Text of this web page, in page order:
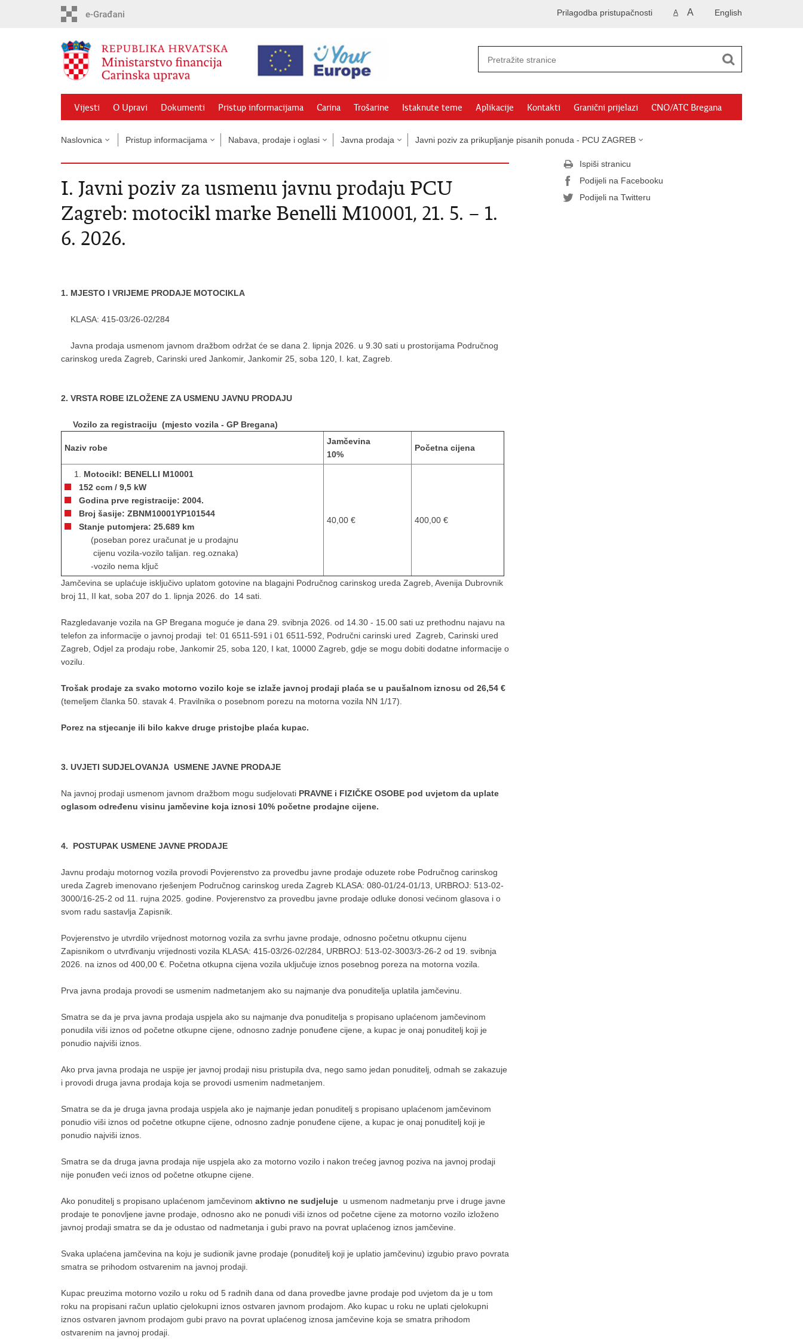
English
A A
Prilagodba pristupačnosti
Vijesti O Upravi Dokumenti Pristup informacijama Carina Trošarine Istaknute teme Aplikacije Kontakti Granični prijelazi CNO/ATC Bregana
Naslovnica Pristup informacijama Nabava, prodaje i oglasi Javna prodaja Javni poziv za prikupljanje pisanih ponuda - PCU ZAGREB
I. Javni poziv za usmenu javnu prodaju PCU
Zagreb: motocikl marke Benelli M10001, 21. 5. – 1.
6. 2026.
1. MJESTO I VRIJEME PRODAJE MOTOCIKLA
KLASA: 415-03/26-02/284
Javna prodaja usmenom javnom dražbom održat će se dana 2. lipnja 2026. u 9.30 sati u prostorijama Područnog
carinskog ureda Zagreb, Carinski ured Jankomir, Jankomir 25, soba 120, I. kat, Zagreb.
2. VRSTA ROBE IZLOŽENE ZA USMENU JAVNU PRODAJU
Vozilo za registraciju (mjesto vozila - GP Bregana)
Naziv robe
Jamčevina
10%
Početna cijena
Motocikl: BENELLI M10001
152 ccm / 9,5 kW
Godina prve registracije: 2004.
Broj šasije: ZBNM10001YP101544
Stanje putomjera: 25.689 km
(poseban porez uračunat je u prodajnu
cijenu vozila-vozilo talijan. reg.oznaka)
-vozilo nema ključ
40,00 € 400,00 €
Jamčevina se uplaćuje isključivo uplatom gotovine na blagajni Područnog carinskog ureda Zagreb, Avenija Dubrovnik
broj 11, II kat, soba 207 do 1. lipnja 2026. do 14 sati.
Razgledavanje vozila na GP Bregana moguće je dana 29. svibnja 2026. od 14.30 - 15.00 sati uz prethodnu najavu na
telefon za informacije o javnoj prodaji tel: 01 6511-591 i 01 6511-592, Područni carinski ured Zagreb, Carinski ured
Zagreb, Odjel za prodaju robe, Jankomir 25, soba 120, I kat, 10000 Zagreb, gdje se mogu dobiti dodatne informacije o
vozilu.
Trošak prodaje za svako motorno vozilo koje se izlaže javnoj prodaji plaća se u paušalnom iznosu od 26,54 €
(temeljem članka 50. stavak 4. Pravilnika o posebnom porezu na motorna vozila NN 1/17).
Porez na stjecanje ili bilo kakve druge pristojbe plaća kupac.
3. UVJETI SUDJELOVANJA USMENE JAVNE PRODAJE
Na javnoj prodaji usmenom javnom dražbom mogu sudjelovati PRAVNE i FIZIČKE OSOBE pod uvjetom da uplate
oglasom određenu visinu jamčevine koja iznosi 10% početne prodajne cijene.
4. POSTUPAK USMENE JAVNE PRODAJE
Javnu prodaju motornog vozila provodi Povjerenstvo za provedbu javne prodaje oduzete robe Područnog carinskog
ureda Zagreb imenovano rješenjem Područnog carinskog ureda Zagreb KLASA: 080-01/24-01/13, URBROJ: 513-02-
3000/16-25-2 od 11. rujna 2025. godine. Povjerenstvo za provedbu javne prodaje odluke donosi većinom glasova i o
svom radu sastavlja Zapisnik.
Povjerenstvo je utvrdilo vrijednost motornog vozila za svrhu javne prodaje, odnosno početnu otkupnu cijenu
Zapisnikom o utvrđivanju vrijednosti vozila KLASA: 415-03/26-02/284, URBROJ: 513-02-3003/3-26-2 od 19. svibnja
2026. na iznos od 400,00 €. Početna otkupna cijena vozila uključuje iznos posebnog poreza na motorna vozila.
Prva javna prodaja provodi se usmenim nadmetanjem ako su najmanje dva ponuditelja uplatila jamčevinu.
Smatra se da je prva javna prodaja uspjela ako su najmanje dva ponuditelja s propisano uplaćenom jamčevinom
ponudila viši iznos od početne otkupne cijene, odnosno zadnje ponuđene cijene, a kupac je onaj ponuditelj koji je
ponudio najviši iznos.
Ako prva javna prodaja ne uspije jer javnoj prodaji nisu pristupila dva, nego samo jedan ponuditelj, odmah se zakazuje
i provodi druga javna prodaja koja se provodi usmenim nadmetanjem.
Smatra se da je druga javna prodaja uspjela ako je najmanje jedan ponuditelj s propisano uplaćenom jamčevinom
ponudio viši iznos od početne otkupne cijene, odnosno zadnje ponuđene cijene, a kupac je onaj ponuditelj koji je
ponudio najviši iznos.
Smatra se da druga javna prodaja nije uspjela ako za motorno vozilo i nakon trećeg javnog poziva na javnoj prodaji
nije ponuđen veći iznos od početne otkupne cijene.
Ako ponuditelj s propisano uplaćenom jamčevinom aktivno ne sudjeluje u usmenom nadmetanju prve i druge javne
prodaje te ponovljene javne prodaje, odnosno ako ne ponudi viši iznos od početne cijene za motorno vozilo izloženo
javnoj prodaji smatra se da je odustao od nadmetanja i gubi pravo na povrat uplaćenog iznos jamčevine.
Svaka uplaćena jamčevina na koju je sudionik javne prodaje (ponuditelj koji je uplatio jamčevinu) izgubio pravo povrata
smatra se prihodom ostvarenim na javnoj prodaji.
Kupac preuzima motorno vozilo u roku od 5 radnih dana od dana provedbe javne prodaje pod uvjetom da je u tom
roku na propisani račun uplatio cjelokupni iznos ostvaren javnom prodajom. Ako kupac u roku ne uplati cjelokupni
iznos ostvaren javnom prodajom gubi pravo na povrat uplaćenog iznosa jamčevine koja se smatra prihodom
ostvarenim na javnoj prodaji.
Ispiši stranicu
Podijeli na Facebooku
Podijeli na Twitteru